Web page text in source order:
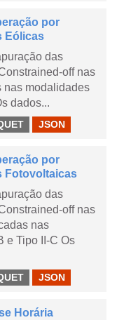
por
Eólicas
das
off nas
nas modalidades
dados...
JSON
por
Fotovoltaicas
das
off nas
nas
e Tipo II-C Os
JSON
Horária